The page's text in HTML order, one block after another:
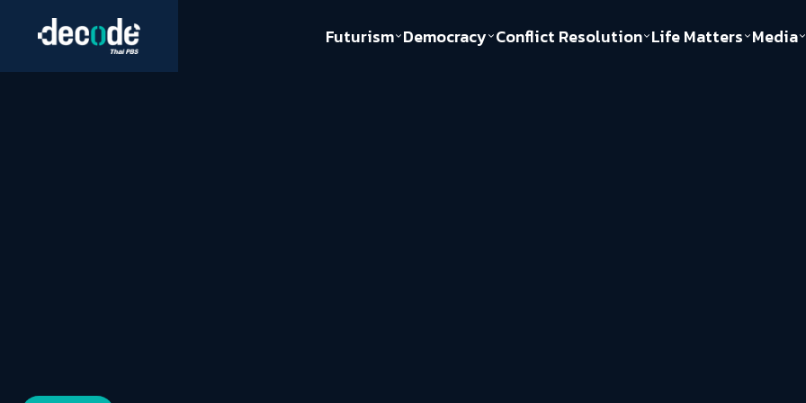
Futurism Democracy Conflict Resolution Life Matters Media